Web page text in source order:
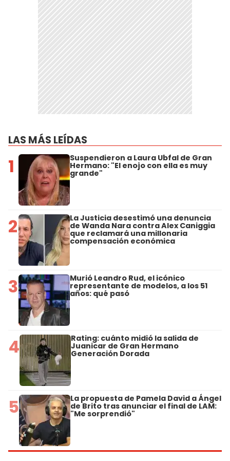
LAS MÁS LEÍDAS
1 Suspendieron a Laura Ubfal de Gran
Hermano: "El enojo con ella es muy
grande"
2 La Justicia desestimó una denuncia
de Wanda Nara contra Alex Caniggia
que reclamará una millonaria
compensación económica
3 Murió Leandro Rud, el icónico
representante de modelos, a los 51
años: qué pasó
4 Rating: cuánto midió la salida de
Juanicar de Gran Hermano
Generación Dorada
5 La propuesta de Pamela David a Ángel
de Brito tras anunciar el final de LAM:
"Me sorprendió"